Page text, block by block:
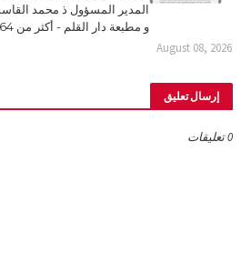
المدير المسؤول ذ محمد
و مطبعة دار القلم - أكثر من 64 دراسة علمية
August 08, 2026
إرسال تعليق
0 تعليقات